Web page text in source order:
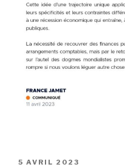
PUBLIÉ
5 AVRIL 2023